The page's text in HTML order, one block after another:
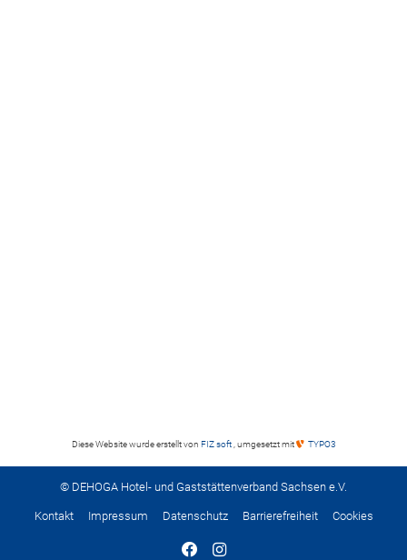
Diese Website wurde erstellt von FIZ soft , umgesetzt mit TYPO3
© DEHOGA Hotel- und Gaststättenverband Sachsen e.V.
Kontakt Impressum Datenschutz Barrierefreiheit Cookies